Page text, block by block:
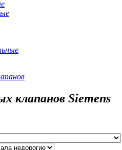
клапанов Siemens